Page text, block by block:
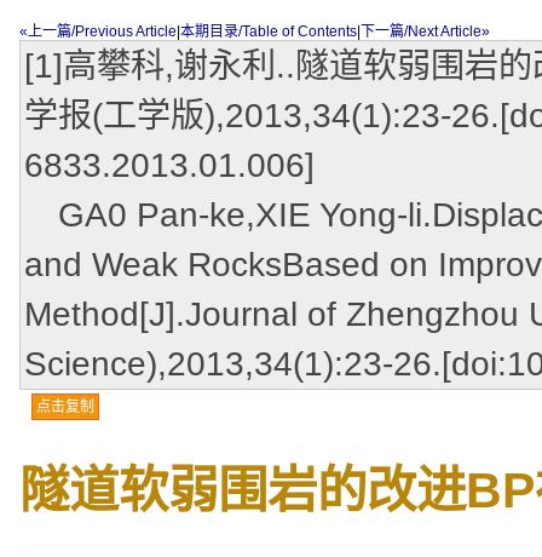
«上一篇/Previous Article 本期目录/Table of Contents 下一篇/Next Article»
[1]高攀科,谢永利..隧道软弱围岩
学报(工学版),2013,34(1):23-
6833.2013.01.006]
GA0 Pan-ke,XIE Yong-
and Weak RocksBased on
Method[J].Journal of Zhengzhou
Science),2013,34(1):23-
点击复制
隧道软弱围岩的改进